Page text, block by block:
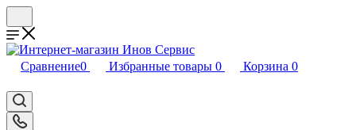
Сравнение0 Избранные товары 0 Корзина 0